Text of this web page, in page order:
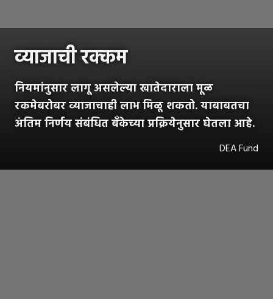
व्याजाची रक्कम
नियमांनुसार लागू असलेल्या खातेदाराला मूळ
रकमेबरोबर व्याजाचाही लाभ मिळू शकतो. याबाबतचा
अंतिम निर्णय संबंधित बँकेच्या प्रक्रियेनुसार घेतला आहे.
DEA Fund